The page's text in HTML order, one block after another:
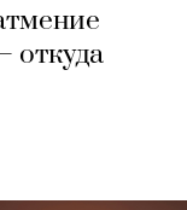
откуда